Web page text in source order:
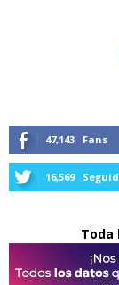
47,143 Fans
16,569
Toda